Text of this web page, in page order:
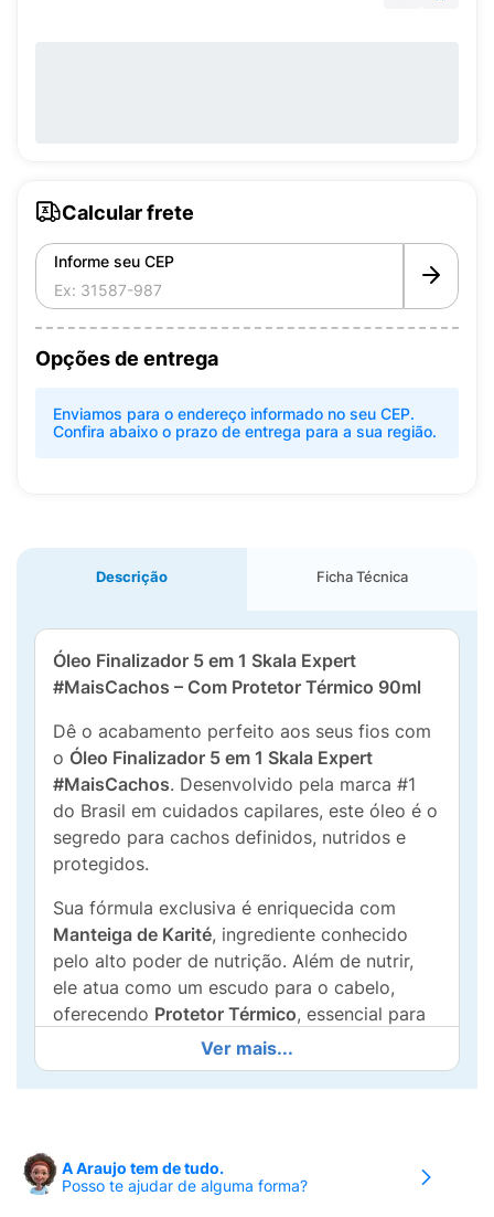
Calcular frete
Informe seu CEP
Opções de entrega
Enviamos para o endereço informado no seu CEP.
Confira abaixo o prazo de entrega para a sua região.
Descrição Ficha Técnica
Óleo Finalizador 5 em 1 Skala Expert
#MaisCachos – Com Protetor Térmico 90ml
Dê o acabamento perfeito aos seus fios com
o Óleo Finalizador 5 em 1 Skala Expert
#MaisCachos. Desenvolvido pela marca #1
do Brasil em cuidados capilares, este óleo é o
segredo para cachos definidos, nutridos e
protegidos.
Sua fórmula exclusiva é enriquecida com
Manteiga de Karité, ingrediente conhecido
pelo alto poder de nutrição. Além de nutrir,
ele atua como um escudo para o cabelo,
oferecendo Protetor Térmico, essencial para
quem usa difusor ou secador.
Os resultados são visíveis e duradouros:
produto 100% Vegano e 0% de origem
animal .
Ver mais...
A Araujo tem de tudo.
Posso te ajudar de alguma forma?